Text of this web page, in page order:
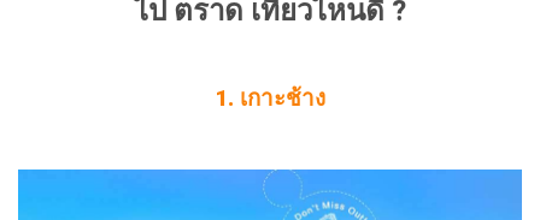
ไป ตราด เที่ยวไหนดี ?
1. เกาะช้าง